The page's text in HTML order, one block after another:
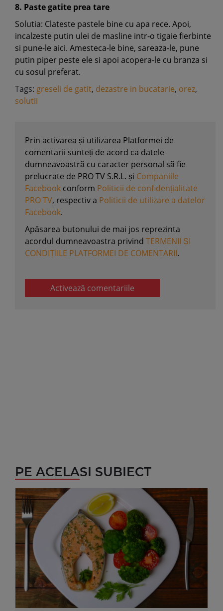
8. Paste gatite prea tare
Solutia: Clateste pastele bine cu apa rece. Apoi,
incalzeste putin ulei de masline intr-o tigaie fierbinte
si pune-le aici. Amesteca-le bine, sareaza-le, pune
putin piper peste ele si apoi acopera-le cu branza si
cu sosul preferat.
Tags: greseli de gatit, dezastre in bucatarie, orez,
solutii
Prin activarea și utilizarea Platformei de
comentarii sunteți de acord ca datele
dumneavoastră cu caracter personal să fie
prelucrate de PRO TV S.R.L. și Companiile
Facebook conform Politicii de confidențialitate
PRO TV, respectiv a Politicii de utilizare a datelor
Facebook.
Apăsarea butonului de mai jos reprezinta
acordul dumneavoastra privind TERMENII ȘI
CONDIȚIILE PLATFORMEI DE COMENTARII.
Activează comentariile
PE ACELASI SUBIECT